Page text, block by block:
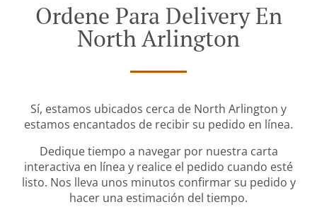
Ordene Para Delivery En
North Arlington
Sí, estamos ubicados cerca de North Arlington y
estamos encantados de recibir su pedido en línea.
Dedique tiempo a navegar por nuestra carta
interactiva en línea y realice el pedido cuando esté
listo. Nos lleva unos minutos confirmar su pedido y
hacer una estimación del tiempo.